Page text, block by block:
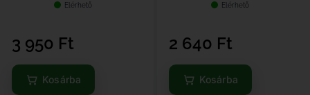
Elérhető
3 950 Ft
Kosárba
Elérhető
2 640 Ft
Kosárba